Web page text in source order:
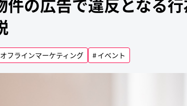
オフラインマーケティング イベント